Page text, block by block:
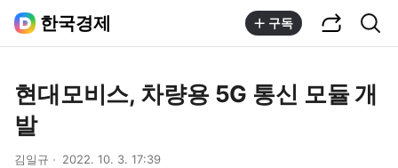
한국경제 구독
현대모비스, 차량용 5G 통신 모듈 개
발
김일규 2022. 10. 3. 17:39